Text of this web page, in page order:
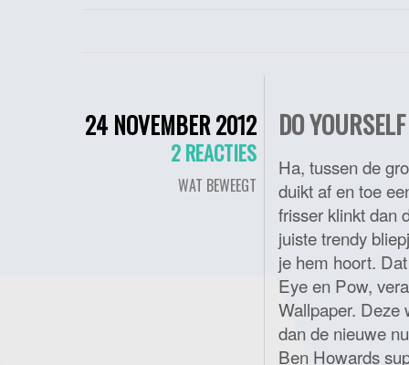
24 NOVEMBER 2012
2 REACTIES
WAT BEWEEGT
DO
Ha, tussen de
duikt af en toe
frisser klinkt dan
juiste trendy
je hem hoort.
Eye en Pow,
Wallpaper. Deze
dan de nieuwe
Ben Howards